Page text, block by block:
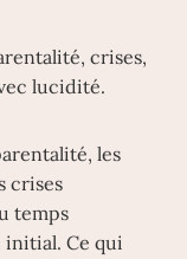
crises,
lucidité.
les
crises
temps
Ce qui